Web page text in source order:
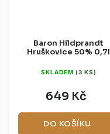
Baron Hildprandt
Hruškovice 50% 0,7l
SKLADEM (3 KS)
649 Kč
DO KOŠÍKU